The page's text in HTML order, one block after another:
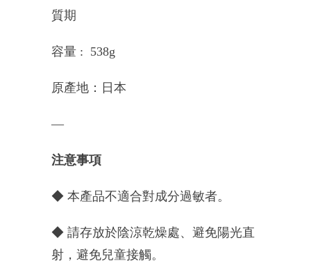
質期
容量 : 538g
原產地：日本
—
注意事項
◆ 本產品不適合對成分過敏者。
◆ 請存放於陰涼乾燥處、避免陽光直
射，避免兒童接觸。